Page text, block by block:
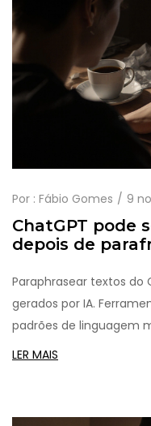
Por : Fábio Gomes 9
ChatGPT pode
depois de
Paraphrasear textos do
gerados por IA.
padrões de linguagem
usar a IA de forma ética
LER MAIS